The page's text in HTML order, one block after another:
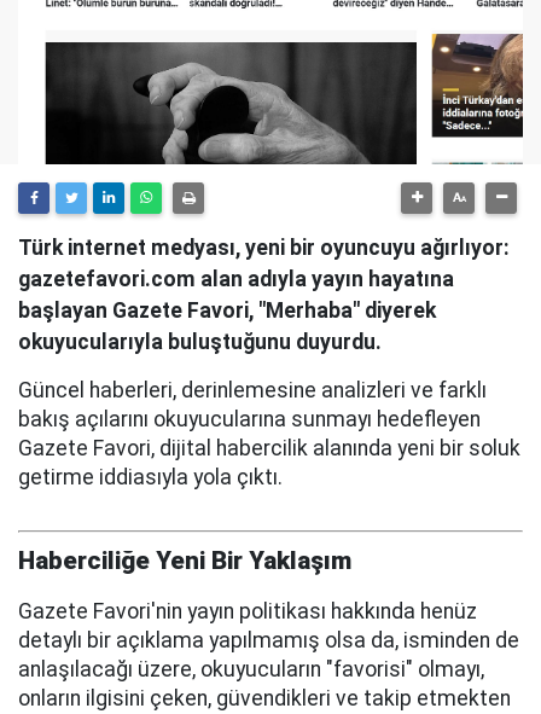
Türk internet medyası, yeni bir oyuncuyu ağırlıyor:
gazetefavori.com alan adıyla yayın hayatına
başlayan Gazete Favori, "Merhaba" diyerek
okuyucularıyla buluştuğunu duyurdu.
Güncel haberleri, derinlemesine analizleri ve farklı
bakış açılarını okuyucularına sunmayı hedefleyen
Gazete Favori, dijital habercilik alanında yeni bir soluk
getirme iddiasıyla yola çıktı.
Haberciliğe Yeni Bir Yaklaşım
Gazete Favori'nin yayın politikası hakkında henüz
detaylı bir açıklama yapılmamış olsa da, isminden de
anlaşılacağı üzere, okuyucuların "favorisi" olmayı,
onların ilgisini çeken, güvendikleri ve takip etmekten